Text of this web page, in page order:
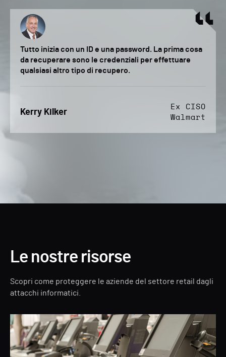
Tutto inizia con un ID e una password. La prima cosa
da recuperare sono le credenziali per effettuare
qualsiasi altro tipo di recupero.
Kerry Kilker
Ex CISO
Walmart
Le nostre risorse
Scopri come proteggere le aziende del settore retail dagli
attacchi informatici.